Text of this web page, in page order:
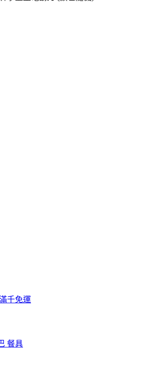
千免運
餐具